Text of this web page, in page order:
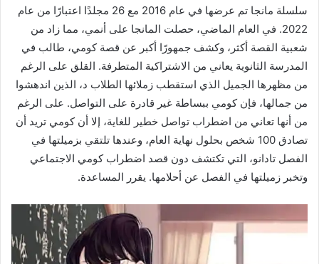
سلسلة مانجا تم عرضها في عام 2016 مع 26 مجلدًا اعتبارًا من عام
2022. في العام الماضي، حصلت المانجا على أنمي، مما زاد من
شعبية القصة أكثر، وكشف جمهورًا أكبر عن قصة كومي، طالب في
المدرسة الثانوية يعاني من الاشتراكية المتطرفة. القلق على الرغم
من مظهرها الجميل الذي استقطب زملائها الطلاب د، الذين اندهشوا
من جمالها، فإن كومي ببساطة غير قادرة على التواصل. على الرغم
من أنها تعاني من اضطراب تواصل خطير للغاية، إلا أن كومي تريد أن
تصادق 100 شخص بحلول نهاية العام، وعندها تلتقي بزميلتها في
الفصل تادانو، التي تكتشف دون قصد اضطراب كومي الاجتماعي
وتخبر زميلتها في الفصل عن أحلامها. يقرر المساعدة.